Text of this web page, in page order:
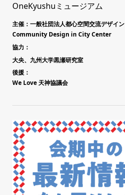
OneKyushuミュージアム
主催：一般社団法人都心空間交流デザイン
Community Design in City Center
協力：
大央、九州大学黒瀬研究室
後援：
We Love 天神協議会